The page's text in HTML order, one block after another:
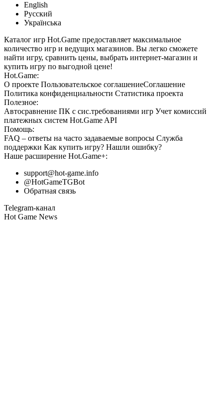
English
Русский
Українська
Каталог игр Hot.Game предоставляет максимальное
количество игр и ведущих магазинов. Вы легко сможете
найти игру, сравнить цены, выбрать интернет-магазин и
купить игру по выгодной цене!
Hot.Game:
О проекте Пользовательское соглашениеСоглашение
Политика конфиденциальности Статистика проекта
Полезное:
Автосравнение ПК с сис.требованиями игр Учет комиссий
платежных систем Hot.Game API
Помощь:
FAQ – ответы на часто задаваемые вопросы Служба
поддержки Как купить игру? Нашли ошибку?
Наше расширение Hot.Game+:
support@hot-game.info
@HotGameTGBot
Обратная связь
Telegram-канал
Hot Game News